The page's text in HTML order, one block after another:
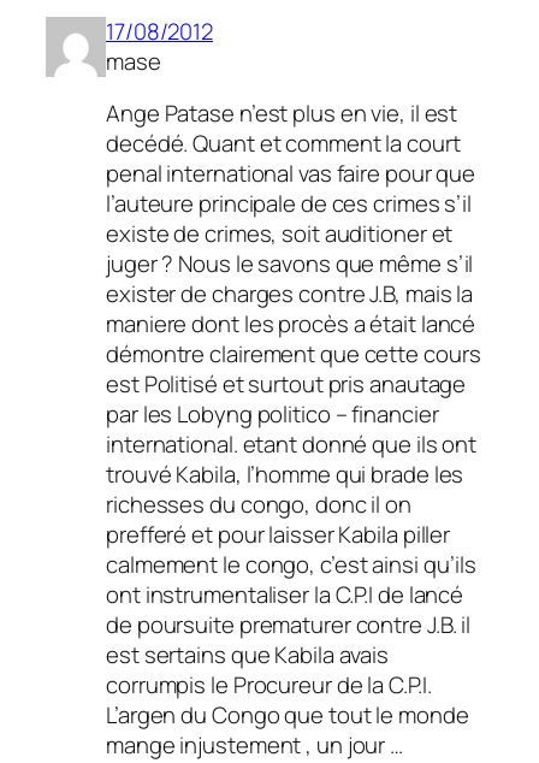
17/08/2012
mase
Ange Patase n’est plus en vie, il est
decédé. Quant et comment la court
penal international vas faire pour que
l’auteure principale de ces crimes s’il
existe de crimes, soit auditioner et
juger ? Nous le savons que même s’il
exister de charges contre J.B, mais la
maniere dont les procès a était lancé
démontre clairement que cette cours
est Politisé et surtout pris anautage
par les Lobyng politico – financier
international. etant donné que ils ont
trouvé Kabila, l’homme qui brade les
richesses du congo, donc il on
prefferé et pour laisser Kabila piller
calmement le congo, c’est ainsi qu’ils
ont instrumentaliser la C.P.I de lancé
de poursuite prematurer contre J.B. il
est sertains que Kabila avais
corrumpis le Procureur de la C.P.I.
L’argen du Congo que tout le monde
mange injustement , un jour …